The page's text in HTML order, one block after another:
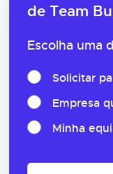
de Team
Escolha uma
Solicitar
Empresa
Minha